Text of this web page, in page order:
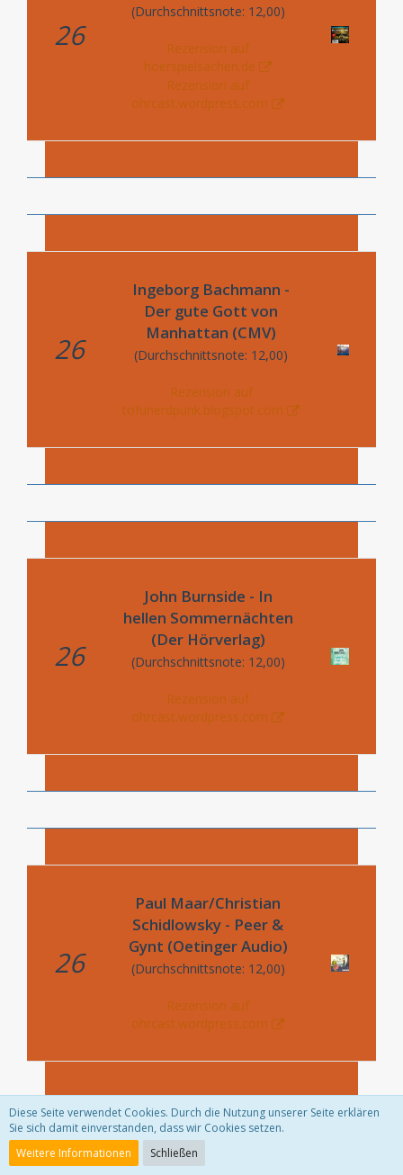
26
(Durchschnittsnote: 12,00)
Rezension auf
hoerspielsachen.de
Rezension auf
ohrcast.wordpress.com
26
Ingeborg Bachmann -
Der gute Gott von
Manhattan (CMV)
(Durchschnittsnote: 12,00)
Rezension auf
tofunerdpunk.blogspot.com
26
John Burnside - In
hellen Sommernächten
(Der Hörverlag)
(Durchschnittsnote: 12,00)
Rezension auf
ohrcast.wordpress.com
26
Paul Maar/Christian
Schidlowsky - Peer &
Gynt (Oetinger Audio)
(Durchschnittsnote: 12,00)
Rezension auf
ohrcast.wordpress.com
Diese Seite verwendet Cookies. Durch die Nutzung unserer Seite erklären
Sie sich damit einverstanden, dass wir Cookies setzen.
Weitere Informationen
Schließen